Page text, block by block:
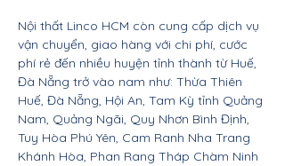
Nội thất Linco HCM còn cung cấp dịch vụ
vận chuyển, giao hàng với chi phí, cước
phí rẻ đến nhiều huyện tỉnh thành từ Huế,
Đà Nẵng trở vào nam như: Thừa Thiên
Huế, Đà Nẵng, Hội An, Tam Kỳ tỉnh Quảng
Nam, Quảng Ngãi, Quy Nhơn Bình Định,
Tuy Hòa Phú Yên, Cam Ranh Nha Trang
Khánh Hòa, Phan Rang Tháp Chàm Ninh